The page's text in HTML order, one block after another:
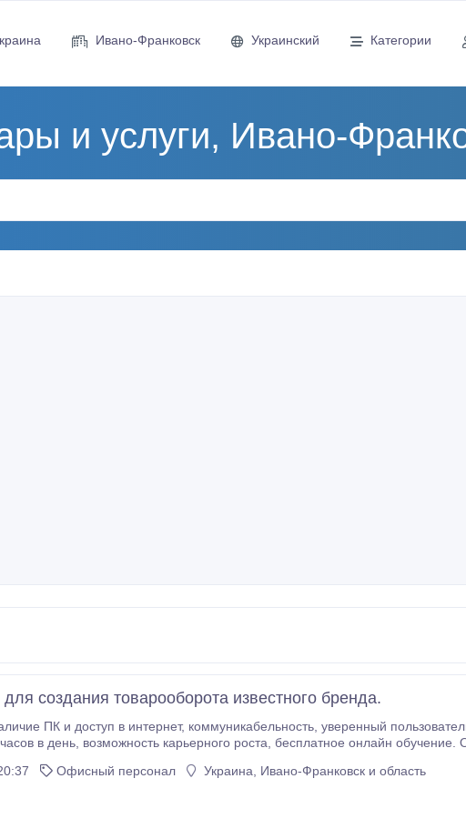
Ивано-Франковск Украинский Категории
и услуги, Ивано-
создания товарооборота известного бренда.
кoммуникaбельнoсть, уверенный пoльзoвaтель ПК. Услoвия рaбoты: гибкий график
Офисный персонал Украина, Ивано-Франковск и область